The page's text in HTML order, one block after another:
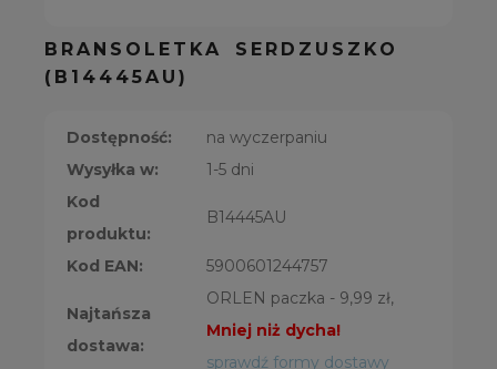
BRANSOLETKA SERDZUSZKO
(B14445AU)
Dostępność:
na wyczerpaniu
Wysyłka w:
1-5 dni
Kod
produktu:
B14445AU
Kod EAN: 5900601244757
Najtańsza
dostawa:
ORLEN paczka - 9,99 zł,
Mniej niż dycha!
sprawdź formy dostawy